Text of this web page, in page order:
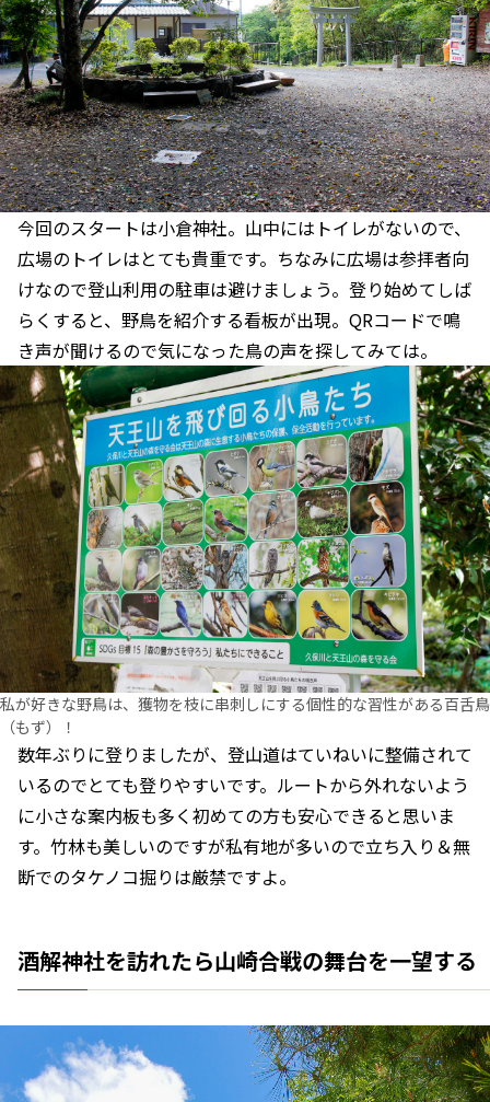
今回のスタートは小倉神社。山中にはトイレがないので、
広場のトイレはとても貴重です。ちなみに広場は参拝者向
けなので登山利用の駐車は避けましょう。登り始めてしば
らくすると、野鳥を紹介する看板が出現。QRコードで鳴
き声が聞けるので気になった鳥の声を探してみては。
私が好きな野鳥は、獲物を枝に串刺しにする個性的な習性がある百舌鳥
（もず）！
数年ぶりに登りましたが、登山道はていねいに整備されて
いるのでとても登りやすいです。ルートから外れないよう
に小さな案内板も多く初めての方も安心できると思いま
す。竹林も美しいのですが私有地が多いので立ち入り＆無
断でのタケノコ掘りは厳禁ですよ。
酒解神社を訪れたら山崎合戦の舞台を一望する